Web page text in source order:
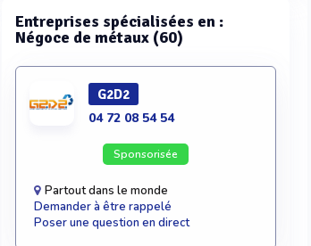
Entreprises spécialisées en :
Négoce de métaux (60)
G2D2
04 72 08 54 54
Sponsorisée
Partout dans le monde
Demander à être rappelé
Poser une question en direct